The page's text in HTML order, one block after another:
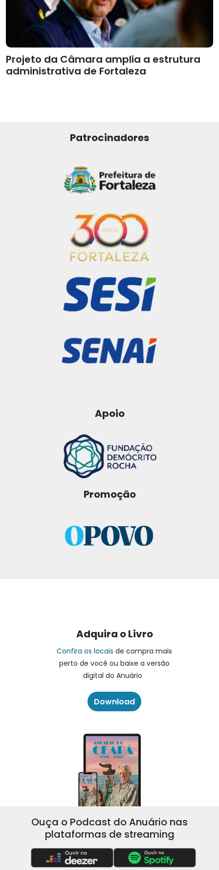
Projeto da Câmara amplia a estrutura
administrativa de Fortaleza
Patrocinadores
Apoio
Promoção
Adquira o Livro
Confira os locais de compra mais
perto de você ou baixe a versão
digital do Anuário
Download
Ouça o Podcast do Anuário nas
plataformas de streaming